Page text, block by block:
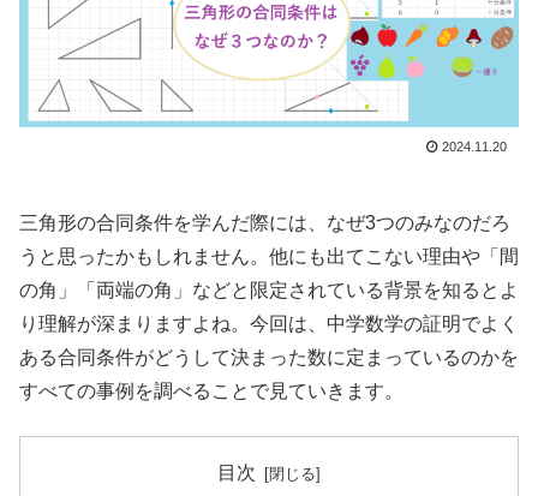
2024.11.20
三角形の合同条件を学んだ際には、なぜ3つのみなのだろ
うと思ったかもしれません。他にも出てこない理由や「間
の角」「両端の角」などと限定されている背景を知るとよ
り理解が深まりますよね。今回は、中学数学の証明でよく
ある合同条件がどうして決まった数に定まっているのかを
すべての事例を調べることで見ていきます。
目次